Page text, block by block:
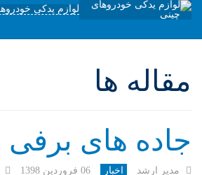
لوازم یدکی
مقاله ها
جاده های برفی نوروز 98
مدیر ارشد اخبار 06 فروردين 1398